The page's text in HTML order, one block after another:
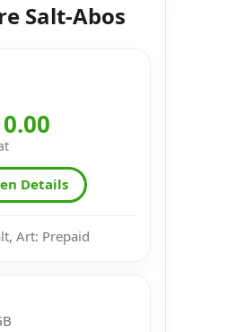
Salt-Abos
Details
Art: Prepaid